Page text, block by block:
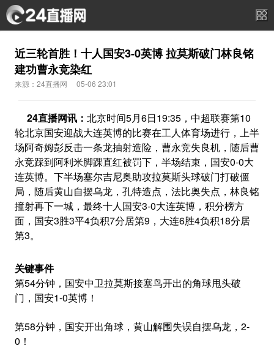
近三轮首胜！十人国安3-0英博 拉莫斯破门林良铭
建功曹永竞染红
来源：24直播网 05-06 23:01
24直播网讯： 北京时间5月6日19:35，中超联赛第10
轮北京国安迎战大连英博的比赛在工人体育场进行，上半
场阿奇姆彭反击一条龙抽射造险，曹永竞失良机，随后曹
永竞踩到阿利米脚踝直红被罚下，半场结束，国安0-0大
连英博。下半场塞尔吉尼奥助攻拉莫斯头球破门打破僵
局，随后黄山自摆乌龙，孔特造点，法比奥失点，林良铭
撞射再下一城，最终十人国安3-0大连英博，积分榜方
面，国安3胜3平4负积7分居第9，大连6胜4负积18分居
第3。
关键事件
第54分钟，国安中卫拉莫斯接塞鸟开出的角球甩头破
门，国安1-0英博！
第58分钟，国安开出角球，黄山解围失误自摆乌龙，2-
0！